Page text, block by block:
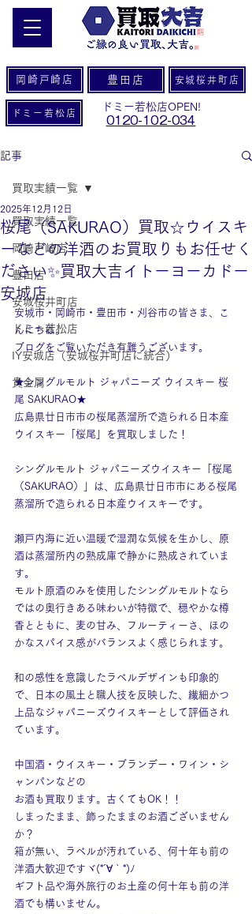
岡崎戸崎店 豊田店 安城桜井町店
ドミー若松店
ドミー若松店OPEN!
0120-102-034
記事
買取実績一覧
岡崎戸崎店
豊田店
安城桜井町店
ドミー若松店
IY安城店（安城桜井町店に統合）
貴金属
買取実績一覧
桜尾（SAKURAO）買取☆ウイスキ
ーなどの洋酒のお買取りもお任せく
ださい✨買取大吉イトーヨーカドー
安城店
2025年12月12日
安城市・岡崎市・豊田市・刈谷市の皆さま、こ
んにちは。
ブログをご覧いただき有難うございます。
★シングルモルト ジャパニーズ ウイスキー 桜
尾 SAKURAO★
広島県廿日市市の桜尾蒸溜所で造られる日本産
ウイスキー「桜尾」を買取しました！
シングルモルト ジャパニーズウイスキー「桜尾
（SAKURAO）」は、広島県廿日市市にある桜尾
蒸溜所で造られる日本産ウイスキーです。
瀬戸内海に近い温暖で湿潤な気候を生かし、原
酒は蒸溜所内の熟成庫で静かに熟成されていま
す。
モルト原酒のみを使用したシングルモルトなら
ではの奥行きある味わいが特徴で、穏やかな樽
香とともに、麦の甘み、フルーティーさ、ほの
かなスパイス感がバランスよく感じられます。
和の感性を意識したラベルデザインも印象的
で、日本の風土と職人技を反映した、繊細かつ
上品なジャパニーズウイスキーとして評価され
ています。
中国酒・ウイスキー・ブランデー・ワイン・シ
ャンパンなどの
お酒も買取ります。古くてもOK！！
しまったまま、飾ったままのお酒ございません
か？
箱が無い、ラベルが汚れている、何十年も前の
洋酒大歓迎ですヾ(*´∀｀*)ﾉ
ギフト品や海外旅行のお土産の何十年も前の洋
酒でも構いません。